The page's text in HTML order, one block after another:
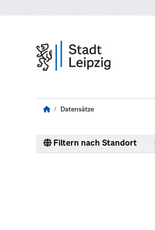
Datensätze
Filtern nach Standort